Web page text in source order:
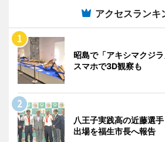
アクセスランキ
昭島で「アキシマクジ
スマホで3D観察も
八王子実践高の近藤選
出場を福生市長へ報告